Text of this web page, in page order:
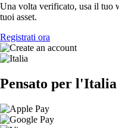
Una volta verificato, usa il tuo
tuoi asset.
Registrati ora
Pensato per l'Italia